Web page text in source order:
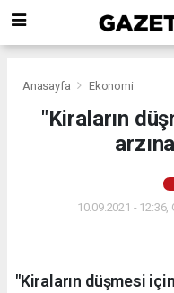
Anasayfa Ekonomi
"Kiraların
10.09.2021 -
"Kiraların düşmesi